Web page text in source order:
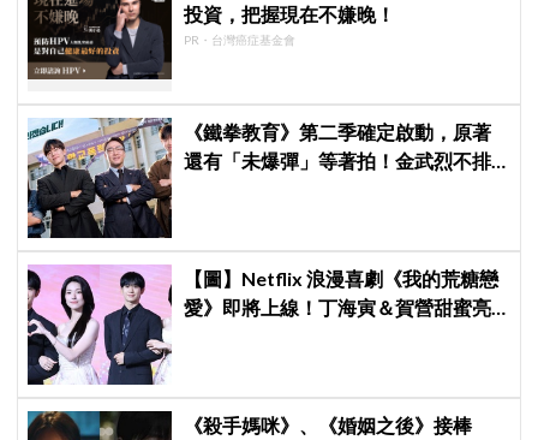
投資，把握現在不嫌晚！
PR・台灣癌症基金會
《鐵拳教育》第二季確定啟動，原著
還有「未爆彈」等著拍！金武烈不排
【圖】Netflix 浪漫喜劇《我的荒糖戀
愛》即將上線！丁海寅＆賀營甜蜜亮
《殺手媽咪》、《婚姻之後》接棒